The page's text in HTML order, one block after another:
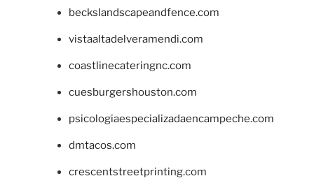
beckslandscapeandfence.com
vistaaltadelveramendi.com
coastlinecateringnc.com
cuesburgershouston.com
psicologiaespecializadaencampeche.com
dmtacos.com
crescentstreetprinting.com